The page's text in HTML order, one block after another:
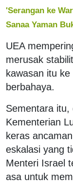
'Serangan ke
Sanaa Yaman
UEA
merusak
kawasan itu
berbahaya.
Sementara itu,
Kementerian
keras
eskalasi yang
Menteri Israel
asa untuk